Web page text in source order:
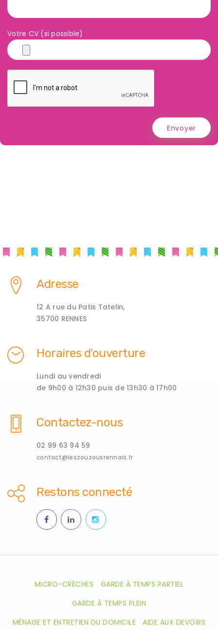
Votre CV (si possible)
Envoyer
Adresse
12 A rue du Patis Tatelin,
35700 RENNES
Horaires d'ouverture
Lundi au vendredi
de 9h00 à 12h30 puis de 13h30 à 17h00
Contactez-nous
02 99 63 94 59
contact@leszouzousrennais.fr
Restons connecté
MICRO-CRÈCHES
GARDE À TEMPS PARTIEL
GARDE À TEMPS PLEIN
MÉNAGE ET ENTRETIEN DU DOMICILE
AIDE AUX DEVOIRS